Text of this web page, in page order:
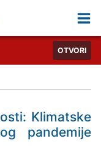
OTVORI
Klimatske
pandemije